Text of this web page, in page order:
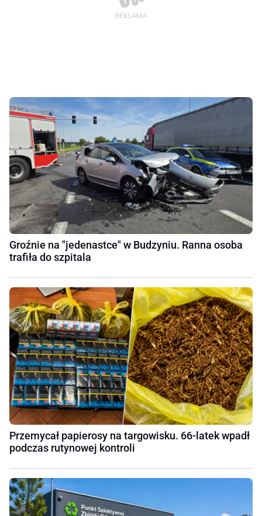
Groźnie na "jedenastce" w Budzyniu. Ranna osoba
trafiła do szpitala
Przemycał papierosy na targowisku. 66-latek wpadł
podczas rutynowej kontroli